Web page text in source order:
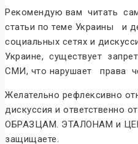
Рекомендую вам читать
статьи по теме Украины и
социальных сетях и
Украине, существует
СМИ, что нарушает права
Желательно рефлексивно
дискуссия и ответственно
ОБРАЗЦАМ. ЭТАЛОНАМ и
защищаете.